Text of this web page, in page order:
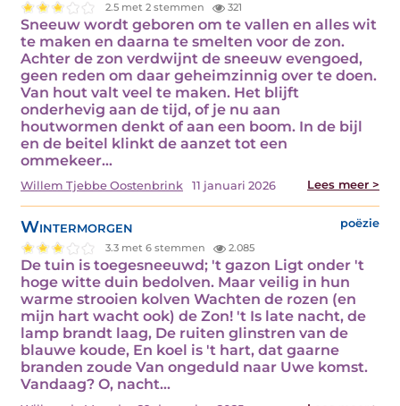
2.5 met 2 stemmen 321
Sneeuw wordt geboren om te vallen en alles wit
te maken en daarna te smelten voor de zon.
Achter de zon verdwijnt de sneeuw evengoed,
geen reden om daar geheimzinnig over te doen.
Van hout valt veel te maken. Het blijft
onderhevig aan de tijd, of je nu aan
houtwormen denkt of aan een boom. In de bijl
en de beitel klinkt de aanzet tot een
ommekeer…
Willem Tjebbe Oostenbrink 11 januari 2026 Lees meer >
Wintermorgen poëzie
3.3 met 6 stemmen 2.085
De tuin is toegesneeuwd; 't gazon Ligt onder 't
hoge witte duin bedolven. Maar veilig in hun
warme strooien kolven Wachten de rozen (en
mijn hart wacht ook) de Zon! 't Is late nacht, de
lamp brandt laag, De ruiten glinstren van de
blauwe koude, En koel is 't hart, dat gaarne
branden zoude Van ongeduld naar Uwe komst.
Vandaag? O, nacht…